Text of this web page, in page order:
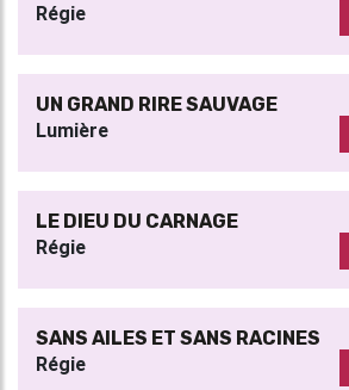
Régie
UN GRAND RIRE SAUVAGE
Lumière
LE DIEU DU CARNAGE
Régie
SANS AILES ET SANS RACINES
Régie